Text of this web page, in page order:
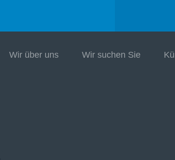
Wir über uns Wir suchen Sie